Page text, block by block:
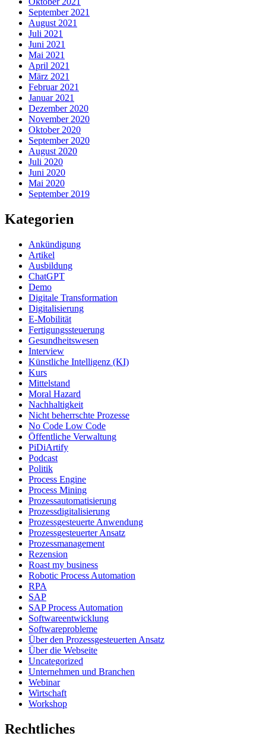
September 2021
August 2021
Juli 2021
Juni 2021
Mai 2021
April 2021
März 2021
Februar 2021
Januar 2021
Dezember 2020
November 2020
Oktober 2020
September 2020
August 2020
Juli 2020
Juni 2020
Mai 2020
September 2019
Kategorien
Ankündigung
Artikel
Ausbildung
ChatGPT
Demo
Digitale Transformation
Digitalisierung
E-Mobilität
Fertigungssteuerung
Gesundheitswesen
Interview
Künstliche Intelligenz (KI)
Kurs
Mittelstand
Moral Hazard
Nachhaltigkeit
Nicht beherrschte Prozesse
No Code Low Code
Öffentliche Verwaltung
PiDiArtify
Podcast
Politik
Process Engine
Process Mining
Prozessautomatisierung
Prozessdigitalisierung
Prozessgesteuerte Anwendung
Prozessgesteuerter Ansatz
Prozessmanagement
Rezension
Roast my business
Robotic Process Automation
RPA
SAP
SAP Process Automation
Softwareentwicklung
Softwareprobleme
Über den Prozessgesteuerten Ansatz
Über die Webseite
Uncategorized
Unternehmen und Branchen
Webinar
Wirtschaft
Workshop
Rechtliches